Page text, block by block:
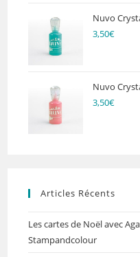
Nuvo
3,50€
Nuvo
3,50€
Articles Récents
Les cartes de Noël avec
Stampandcolour